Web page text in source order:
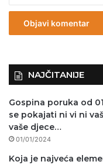
z
NAJČITANIJE
Gospina poruka od
se pokajati ni vi ni
vaše djece…
01/01/2024
Koja je najveća